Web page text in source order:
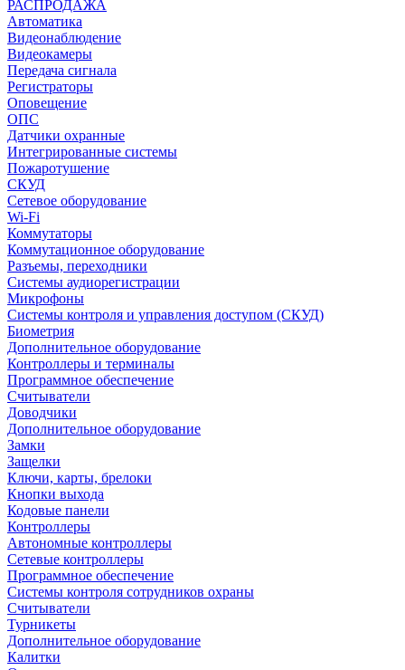
РАСПРОДАЖА
Автоматика
Видеонаблюдение
Видеокамеры
Передача сигнала
Регистраторы
Оповещение
ОПС
Датчики охранные
Интегрированные системы
Пожаротушение
СКУД
Сетевое оборудование
Wi-Fi
Коммутаторы
Коммутационное оборудование
Разъемы, переходники
Системы аудиорегистрации
Микрофоны
Системы контроля и управления доступом (СКУД)
Биометрия
Дополнительное оборудование
Контроллеры и терминалы
Программное обеспечение
Считыватели
Доводчики
Дополнительное оборудование
Замки
Защелки
Ключи, карты, брелоки
Кнопки выхода
Кодовые панели
Контроллеры
Автономные контроллеры
Сетевые контроллеры
Программное обеспечение
Системы контроля сотрудников охраны
Считыватели
Турникеты
Дополнительное оборудование
Калитки